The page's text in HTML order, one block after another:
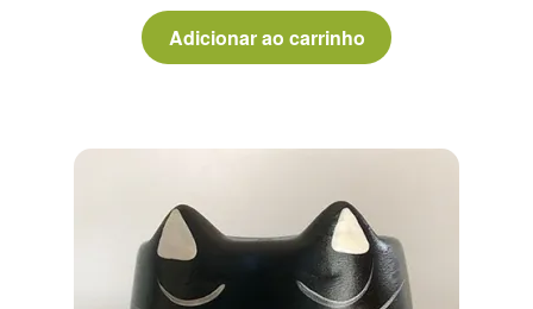
Adicionar ao carrinho